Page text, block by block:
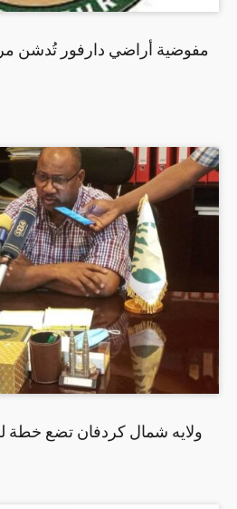
مفوضية أراضي دارفور تُدشن
ولايه شمال كردفان تضع خطة